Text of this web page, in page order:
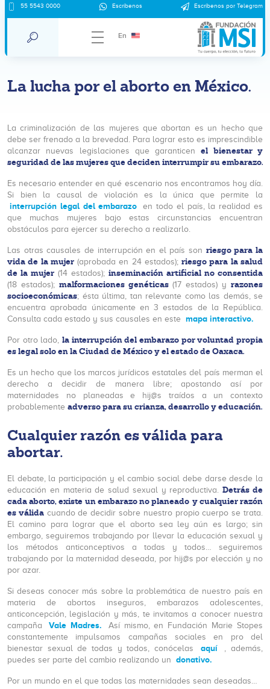
55 5543 0000 Escríbenos Escríbenos por Telegram
En
La lucha por el aborto en México.
La criminalización de las mujeres que abortan es un hecho que
debe ser frenado a la brevedad. Para lograr esto es imprescindible
alcanzar nuevas legislaciones que garanticenel bienestar y
seguridad de las mujeres que deciden interrumpir su embarazo.
Es necesario entender en qué escenario nos encontramos hoy día.
Si bien la causal de violación es la única que permite la
interrupción legal del embarazo
en todo el país, la realidad es
que muchas mujeres bajo estas circunstancias encuentran
obstáculos para ejercer su derecho a realizarlo.
Las otras causales de interrupción en el país son riesgo para la
vida de la mujer(aprobada en 24 estados);riesgo para la salud
de la mujer (14 estados); inseminación artificial no consentida
(18 estados); malformaciones genéticas(17 estados) yrazones
socioeconómicas; ésta última, tan relevante como las demás, se
encuentra aprobada únicamente en 3 estados de la República.
Consulta cada estado y sus causales en este mapa interactivo.
Por otro lado, la interrupción del embarazo por voluntad propia
es legal solo en la Ciudad de México y el estado de Oaxaca.
Es un hecho que los marcos jurídicos estatales del país merman el
derecho a decidir de manera libre; apostando así por
maternidades no planeadas e hij@s traídos a un contexto
probablemente adverso para su crianza, desarrollo y educación.
Cualquier razón es válida para
abortar.
El debate, la participación y el cambio social debe darse desde la
educación en materia de salud sexual y reproductiva.Detrás de
cada aborto, existe un embarazo no planeado y cualquier razón
es válidacuando de decidir sobre nuestro propio cuerpo se trata.
El camino para lograr que el aborto sea ley aún es largo; sin
embargo, seguiremos trabajando por llevar la educación sexual y
los métodos anticonceptivos a todas y todos… seguiremos
trabajando por la maternidad deseada, por hij@s por elección y no
por azar.
Si deseas conocer más sobre la problemática de nuestro país en
materia de abortos inseguros, embarazos adolescentes,
anticoncepción, legislación y más, te invitamos a conocer nuestra
campaña
Vale Madres.
Así mismo, en Fundación Marie Stopes
constantemente impulsamos campañas sociales en pro del
bienestar sexual de todas y todos, conócelas
aquí
, además,
puedes ser parte del cambio realizando un donativo.
Por un mundo en el que todas las maternidades sean deseadas…